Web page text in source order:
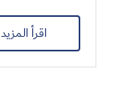
اقرأ المزيد